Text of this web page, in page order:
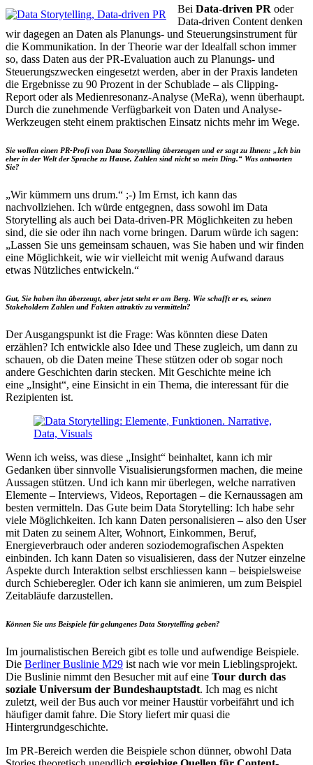
Bei Data-driven PR oder
Data-driven Content denken
wir dagegen an Daten als Planungs- und Steuerungsinstrument für
die Kommunikation. In der Theorie war der Idealfall schon immer
so, dass Daten aus der PR-Evaluation auch zu Planungs- und
Steuerungszwecken eingesetzt werden, aber in der Praxis landeten
die Ergebnisse zu 90 Prozent in der Schublade – als Clipping-
Report oder als Medienresonanz-Analyse (MeRa), wenn überhaupt.
Durch die zunehmende Verfügbarkeit von Daten und Analyse-
Werkzeugen steht einem praktischen Einsatz nichts mehr im Wege.
Sie wollen einen PR-Profi von Data Storytelling überzeugen und er sagt zu Ihnen: „Ich bin
eher in der Welt der Sprache zu Hause, Zahlen sind nicht so mein Ding.“ Was antworten
Sie?
„Wir kümmern uns drum.“ ;-) Im Ernst, ich kann das
nachvollziehen. Ich würde entgegnen, dass sowohl im Data
Storytelling als auch bei Data-driven-PR Möglichkeiten zu heben
sind, die sie oder ihn nach vorne bringen. Darum würde ich sagen:
„Lassen Sie uns gemeinsam schauen, was Sie haben und wir finden
eine Möglichkeit, wie wir vielleicht mit wenig Aufwand daraus
etwas Nützliches entwickeln.“
Gut, Sie haben ihn überzeugt, aber jetzt steht er am Berg. Wie schafft er es, seinen
Stakeholdern Zahlen und Fakten attraktiv zu vermitteln?
Der Ausgangspunkt ist die Frage: Was könnten diese Daten
erzählen? Ich entwickle also Idee und These zugleich, um dann zu
schauen, ob die Daten meine These stützen oder ob sogar noch
andere Geschichten darin stecken. Mit Geschichte meine ich
eine „Insight“, eine Einsicht in ein Thema, die interessant für die
Rezipienten ist.
Wenn ich weiss, was diese „Insight“ beinhaltet, kann ich mir
Gedanken über sinnvolle Visualisierungsformen machen, die meine
Aussagen stützen. Und ich kann mir überlegen, welche narrativen
Elemente – Interviews, Videos, Reportagen – die Kernaussagen am
besten vermitteln. Das Gute beim Data Storytelling: Ich habe sehr
viele Möglichkeiten. Ich kann Daten personalisieren – also den User
mit Daten zu seinem Alter, Wohnort, Einkommen, Beruf,
Energieverbrauch oder anderen soziodemografischen Aspekten
einbinden. Ich kann Daten so visualisieren, dass der Nutzer einzelne
Aspekte durch Interaktion selbst erschliessen kann – beispielsweise
durch Schieberegler. Oder ich kann sie animieren, um zum Beispiel
Zeitabläufe darzustellen.
Können Sie uns Beispiele für gelungenes Data Storytelling geben?
Im journalistischen Bereich gibt es tolle und aufwendige Beispiele.
Die Berliner Buslinie M29 ist nach wie vor mein Lieblingsprojekt.
Die Buslinie nimmt den Besucher mit auf eine Tour durch das
soziale Universum der Bundeshauptstadt. Ich mag es nicht
zuletzt, weil der Bus auch vor meiner Haustür vorbeifährt und ich
häufiger damit fahre. Die Story liefert mir quasi die
Hintergrundgeschichte.
Im PR-Bereich werden die Beispiele schon dünner, obwohl Data